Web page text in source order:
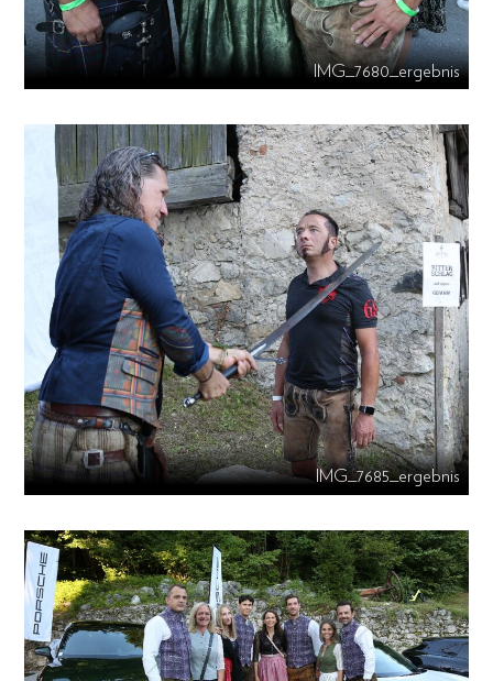
IMG_7680_ergebnis
IMG_7685_ergebnis